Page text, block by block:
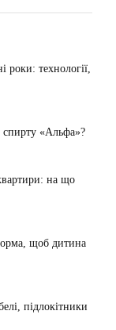
роки: технології,
спирту «Альфа»?
на що
щоб дитина
підлокітники